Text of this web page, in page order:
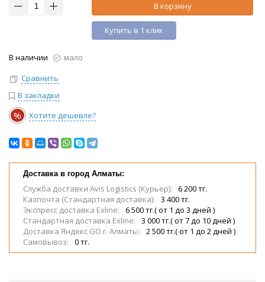
В корзину
Купить в 1 клик
В наличии
мало
Сравнить
В закладки
% Хотите дешевле?
Доставка в город Алматы:
Служба доставки Avis Logistics (Курьер):
6 200 тг.
Казпочта (Стандартная доставка):
3 400 тг.
Экспресс доставка Exline:
6 500 тг.( от 1 до 3 дней )
Стандартная доставка Exline:
3 000 тг.( от 7 до 10 дней )
Доставка Яндекс GO г. Алматы:
2 500 тг.( от 1 до 2 дней )
Самовывоз:
0 тг.